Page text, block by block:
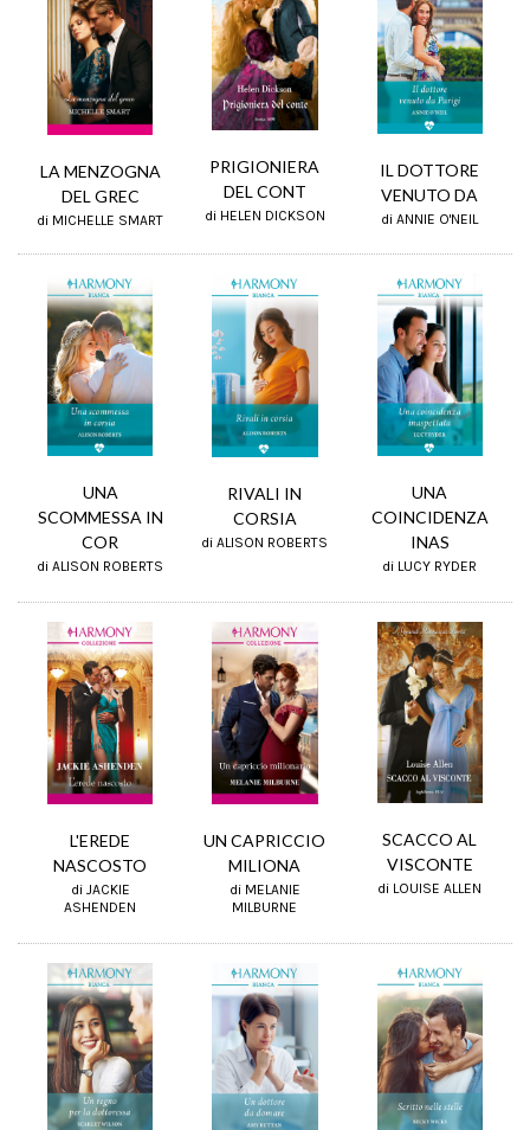
LA MENZOGNA
DEL GREC
di MICHELLE SMART
PRIGIONIERA
DEL CONT
di HELEN DICKSON
IL DOTTORE
VENUTO DA
di ANNIE O'NEIL
UNA
SCOMMESSA IN
COR
di ALISON ROBERTS
RIVALI IN
CORSIA
di ALISON ROBERTS
UNA
COINCIDENZA
INAS
di LUCY RYDER
L'EREDE
NASCOSTO
di JACKIE
ASHENDEN
UN CAPRICCIO
MILIONA
di MELANIE
MILBURNE
SCACCO AL
VISCONTE
di LOUISE ALLEN